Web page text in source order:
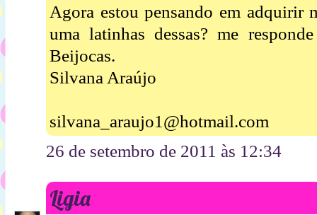
Agora estou pensando em adquirir
uma latinhas dessas? me
Beijocas.
Silvana Araújo
silvana_araujo1@hotmail.com
26 de setembro de 2011 às 12:34
Ligia